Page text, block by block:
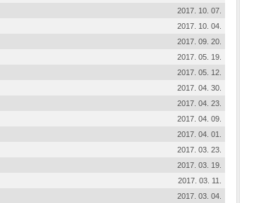
2017. 10. 07.
2017. 10. 04.
2017. 09. 20.
2017. 05. 19.
2017. 05. 12.
2017. 04. 30.
2017. 04. 23.
2017. 04. 09.
2017. 04. 01.
2017. 03. 23.
2017. 03. 19.
2017. 03. 11.
2017. 03. 04.